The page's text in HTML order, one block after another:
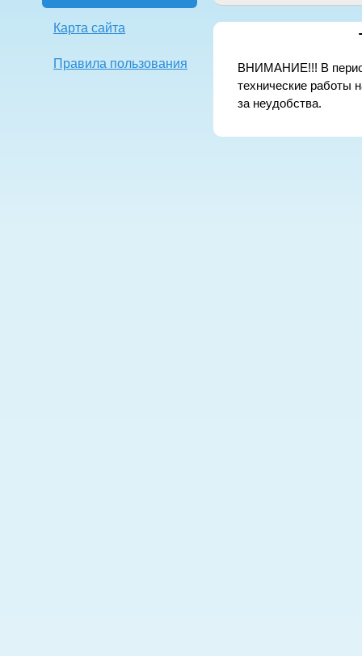
Карта сайта
Правила пользования
ВНИМАНИЕ!!! В период
технические работы
за неудобства.